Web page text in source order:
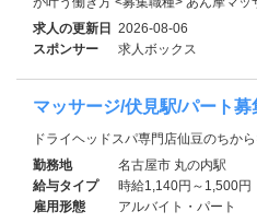
求人の更新日 2026-08-06
スポンサー
求人ボックス
マッサージ/伏見駅/パート
ドライヘッドスパ専門店仙豆のちか
勤務地
名古屋市 丸の内駅
給与タイプ
時給1,140円～1,500円
雇用形態
アルバイト・パート